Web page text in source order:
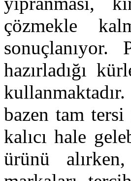
çözmekle
hazırladığı
bazen tam
kalıcı hale
ürünü